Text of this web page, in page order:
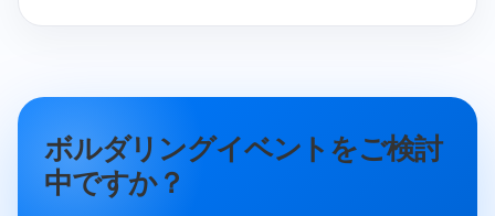
ボルダリングイベントをご検討
中ですか？